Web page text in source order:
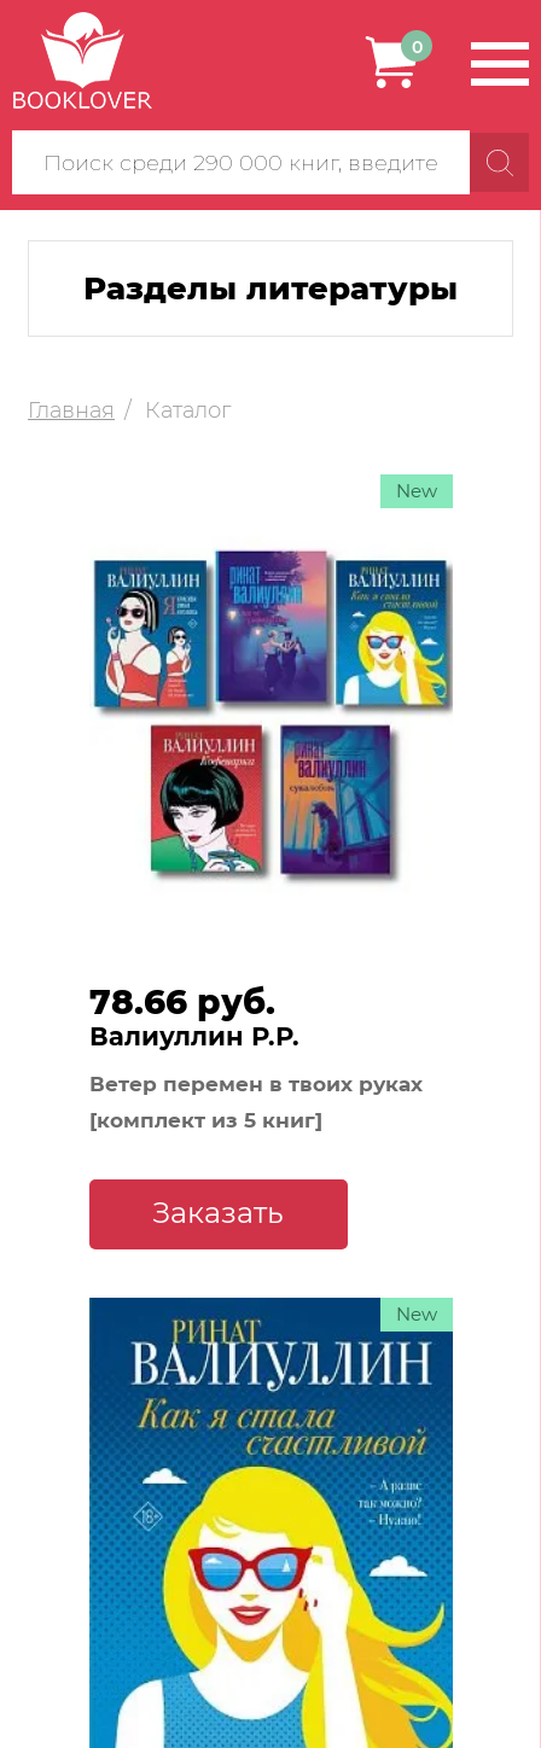
Поиск
по
сайту
0
Разделы литературы
Главная Каталог
78.66 руб.
Валиуллин Р.Р.
Ветер перемен в твоих руках
[комплект из 5 книг]
New
Заказать
New